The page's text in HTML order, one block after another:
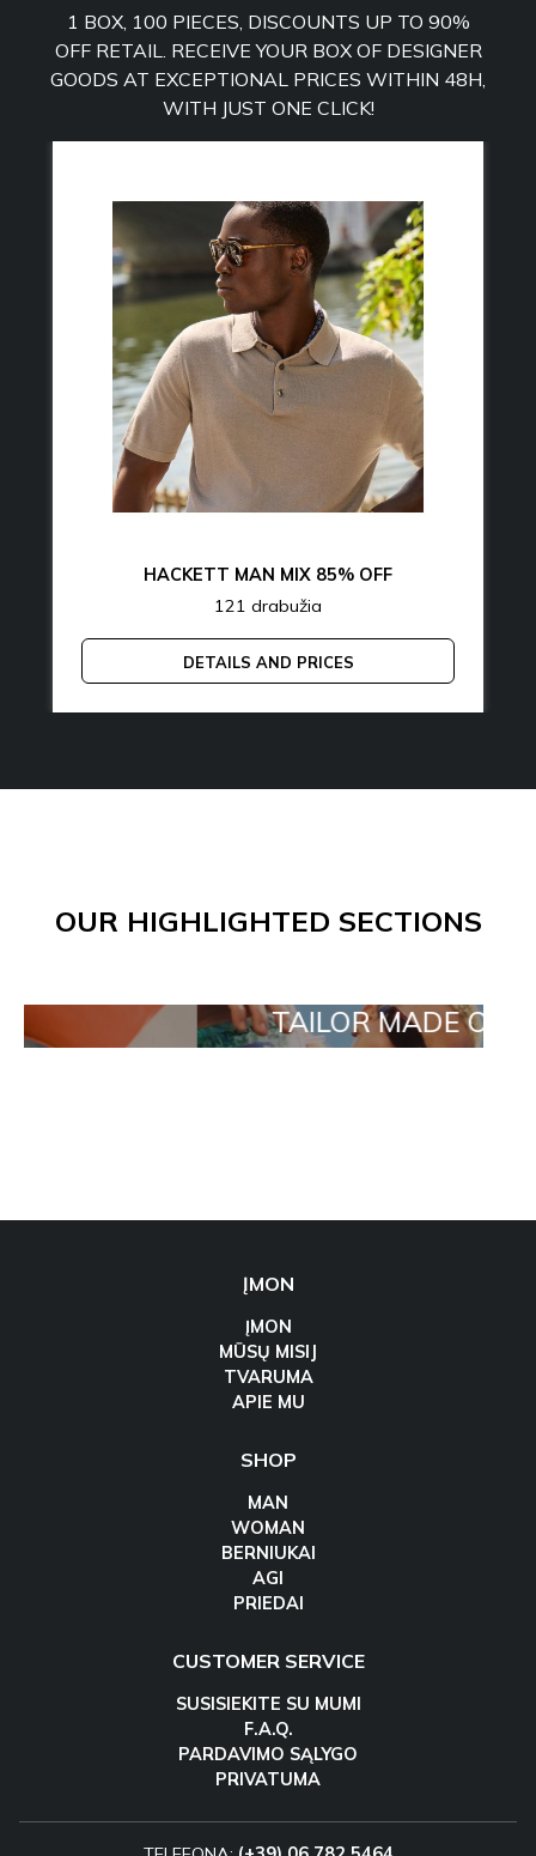
1 BOX, 100 PIECES, DISCOUNTS UP TO 90%
OFF RETAIL. RECEIVE YOUR BOX OF DESIGNER
GOODS AT EXCEPTIONAL PRICES WITHIN 48H,
WITH JUST ONE CLICK!
HACKETT MAN MIX 85% OFF
121 drabužia
DETAILS AND PRICES
OUR HIGHLIGHTED SECTIONS
TAILOR MADE ORDERS
ĮMON
ĮMON
MŪSŲ MISIJ
TVARUMA
APIE MU
SHOP
MAN
WOMAN
BERNIUKAI
AGI
PRIEDAI
CUSTOMER SERVICE
SUSISIEKITE SU MUMI
F.A.Q.
PARDAVIMO SĄLYGO
PRIVATUMA